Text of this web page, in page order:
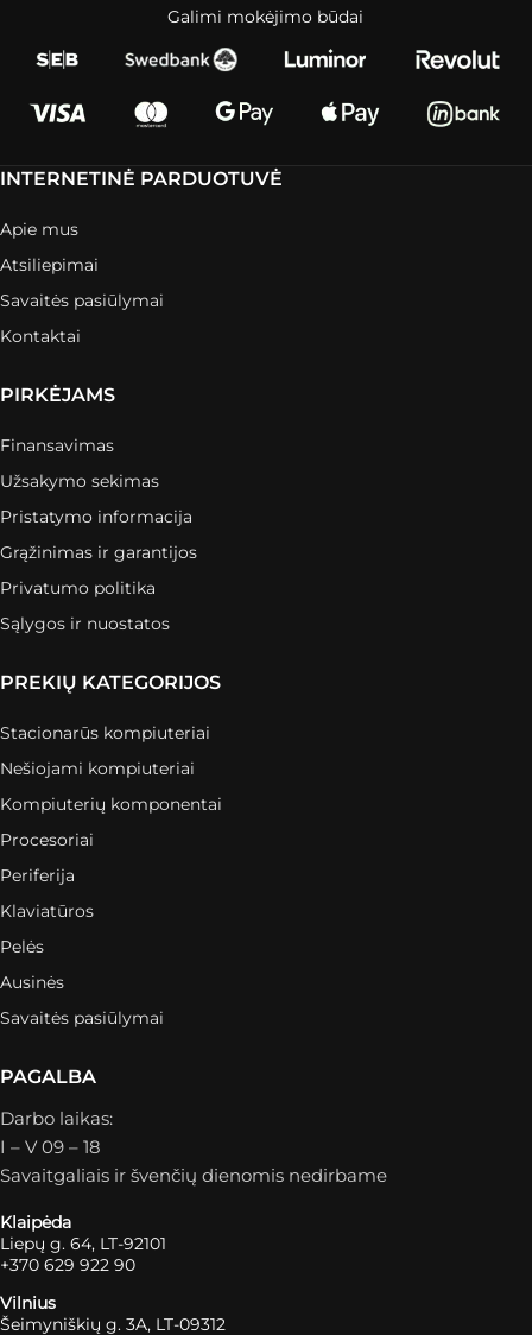
Galimi mokėjimo būdai
INTERNETINĖ PARDUOTUVĖ
Apie mus
Atsiliepimai
Savaitės pasiūlymai
Kontaktai
PIRKĖJAMS
Finansavimas
Užsakymo sekimas
Pristatymo informacija
Grąžinimas ir garantijos
Privatumo politika
Sąlygos ir nuostatos
PREKIŲ KATEGORIJOS
Stacionarūs kompiuteriai
Nešiojami kompiuteriai
Kompiuterių komponentai
Procesoriai
Periferija
Klaviatūros
Pelės
Ausinės
Savaitės pasiūlymai
PAGALBA
Darbo laikas:
I – V 09 – 18
Savaitgaliais ir švenčių dienomis nedirbame
Klaipėda
Liepų g. 64, LT-92101
+370 629 922 90
Vilnius
Šeimyniškių g. 3A, LT-09312